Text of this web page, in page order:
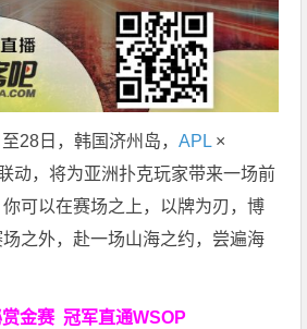
28日，韩国济州岛，APL ×
动，将为亚洲扑克玩家带来一场前
你可以在赛场之上，以牌为刃，博
之外，赴一场山海之约，尝遍海
赏金赛冠军直通WSOP